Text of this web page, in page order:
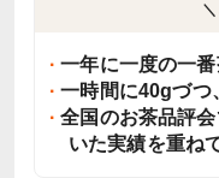
一年に一度の一
一時間に40gづつ
全国のお茶品評
いた実績を重ね